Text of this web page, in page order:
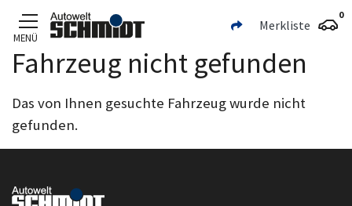
Zum Hauptinhalt
MENÜ
Merkliste
0
Fahrzeug nicht gefunden
Das von Ihnen gesuchte Fahrzeug wurde nicht
gefunden.